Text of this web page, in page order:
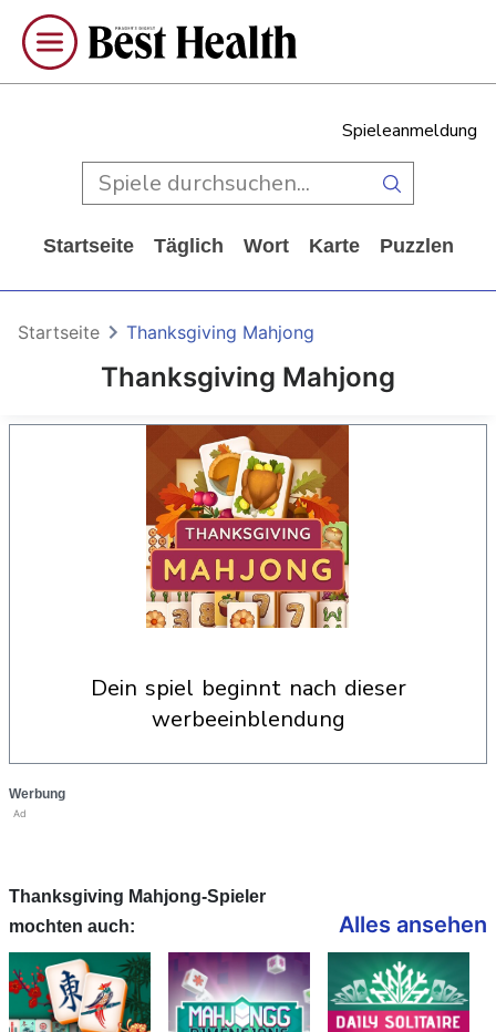
Spieleanmeldung
Startseite Täglich Wort Karte Puzzlen
Thanksgiving Mahjong
Startseite Thanksgiving Mahjong
dein spiel beginnt nach dieser
werbeeinblendung
Werbung
Ad
Thanksgiving Mahjong-Spieler
mochten auch:
Alles ansehen